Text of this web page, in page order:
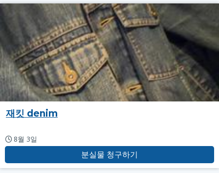
재킷 denim
8월 3일
분실물 청구하기